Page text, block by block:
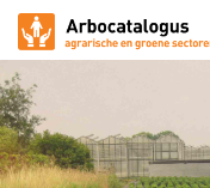
Arbocatalogus
Sectoren